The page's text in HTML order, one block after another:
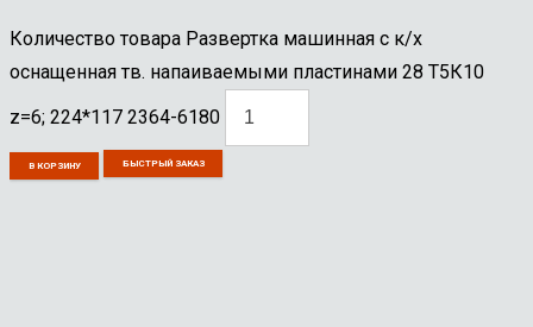
Количество товара Развертка машинная с к/х
оснащенная тв. напаиваемыми пластинами 28 Т5К10
z=6; 224*117 2364-6180
В КОРЗИНУ БЫСТРЫЙ ЗАКАЗ